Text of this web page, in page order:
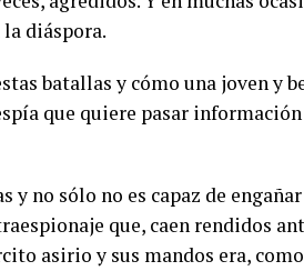
diáspora.
batallas y cómo una joven y
que quiere pasar
no sólo no es capaz de
que, caen rendidos
asirio y sus mandos era,